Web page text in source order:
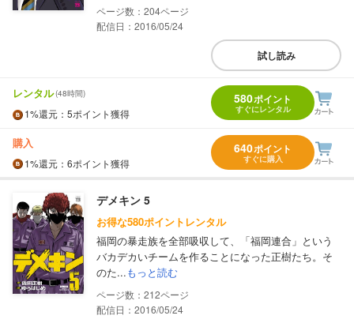
204
配信日：2016/05/24
試し読み
レンタル(48時間)
1%還元 ：5ポイント獲得
580ポイント
すぐにレンタル
購入
1%還元 ：6ポイント獲得
640ポイント
すぐに購入
デメキン 5
お得な580ポイントレンタル
福岡の暴走族を全部吸収して、「福岡連合」という
バカデカいチームを作ることになった正樹たち。そ
のた...もっと読む
212
配信日：2016/05/24